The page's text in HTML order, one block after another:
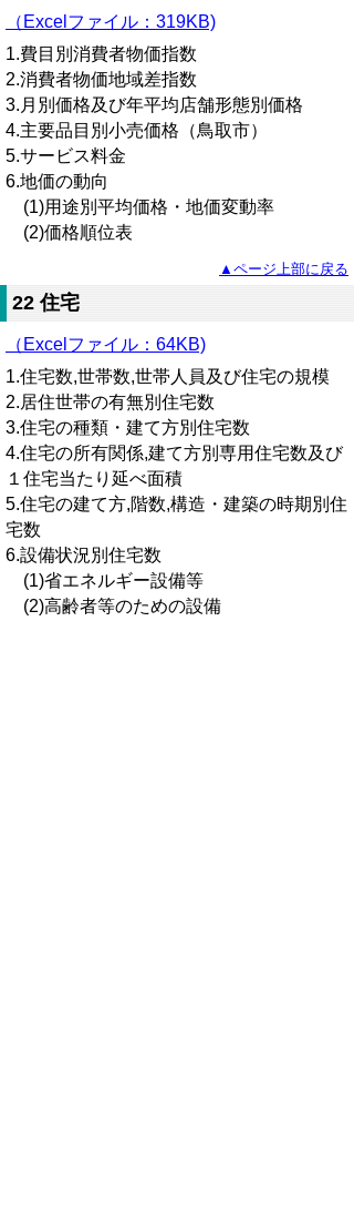
（Excelファイル：319KB)
1.費目別消費者物価指数
2.消費者物価地域差指数
3.月別価格及び年平均店舗形態別価格
4.主要品目別小売価格（鳥取市）
5.サービス料金
6.地価の動向
(1)用途別平均価格・地価変動率
(2)価格順位表
▲ページ上部に戻る
22 住宅
（Excelファイル：64KB)
1.住宅数,世帯数,世帯人員及び住宅の規模
2.居住世帯の有無別住宅数
3.住宅の種類・建て方別住宅数
4.住宅の所有関係,建て方別専用住宅数及び
１住宅当たり延べ面積
5.住宅の建て方,階数,構造・建築の時期別住
宅数
6.設備状況別住宅数
(1)省エネルギー設備等
(2)高齢者等のための設備